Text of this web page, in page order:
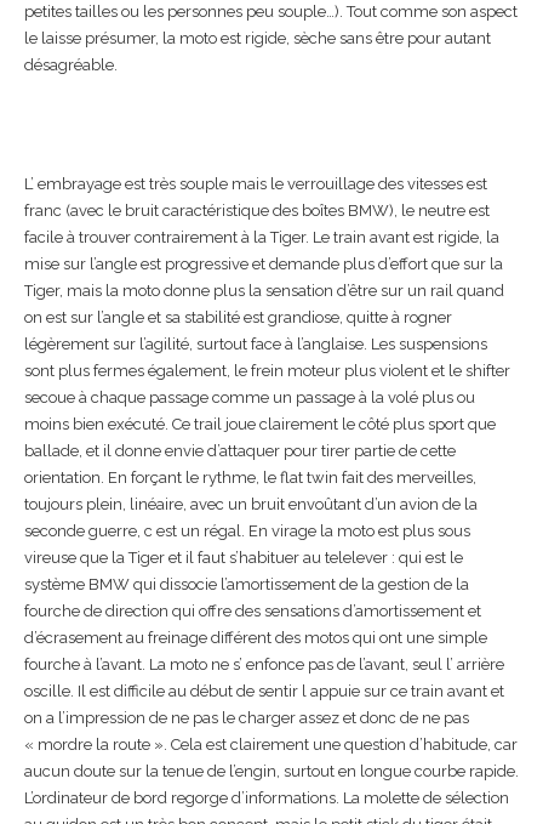
petites tailles ou les personnes peu souple…). Tout comme son aspect
le laisse présumer, la moto est rigide, sèche sans être pour autant
désagréable.
L’ embrayage est très souple mais le verrouillage des vitesses est
franc (avec le bruit caractéristique des boîtes BMW), le neutre est
facile à trouver contrairement à la Tiger. Le train avant est rigide, la
mise sur l’angle est progressive et demande plus d’effort que sur la
Tiger, mais la moto donne plus la sensation d’être sur un rail quand
on est sur l’angle et sa stabilité est grandiose, quitte à rogner
légèrement sur l’agilité, surtout face à l’anglaise. Les suspensions
sont plus fermes également, le frein moteur plus violent et le shifter
secoue à chaque passage comme un passage à la volé plus ou
moins bien exécuté. Ce trail joue clairement le côté plus sport que
ballade, et il donne envie d’attaquer pour tirer partie de cette
orientation. En forçant le rythme, le flat twin fait des merveilles,
toujours plein, linéaire, avec un bruit envoûtant d’un avion de la
seconde guerre, c est un régal. En virage la moto est plus sous
vireuse que la Tiger et il faut s’habituer au telelever : qui est le
système BMW qui dissocie l’amortissement de la gestion de la
fourche de direction qui offre des sensations d’amortissement et
d’écrasement au freinage différent des motos qui ont une simple
fourche à l’avant. La moto ne s’ enfonce pas de l’avant, seul l’ arrière
oscille. Il est difficile au début de sentir l appuie sur ce train avant et
on a l’impression de ne pas le charger assez et donc de ne pas
« mordre la route ». Cela est clairement une question d’habitude, car
aucun doute sur la tenue de l’engin, surtout en longue courbe rapide.
L’ordinateur de bord regorge d’informations. La molette de sélection